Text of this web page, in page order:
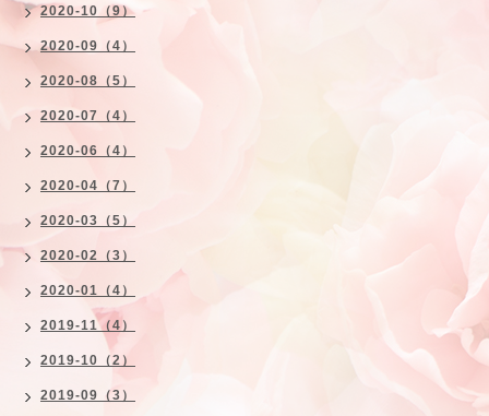
2020-10（9）
2020-09（4）
2020-08（5）
2020-07（4）
2020-06（4）
2020-04（7）
2020-03（5）
2020-02（3）
2020-01（4）
2019-11（4）
2019-10（2）
2019-09（3）